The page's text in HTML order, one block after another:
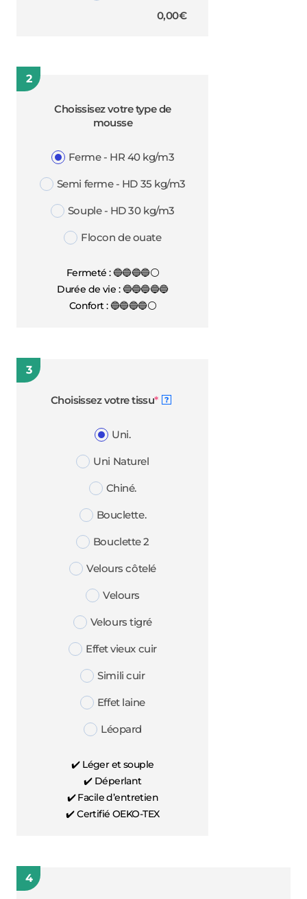
0,00€
2
Choissisez votre type de
mousse
Ferme - HR 40 kg/m3
Semi ferme - HD 35 kg/m3
Souple - HD 30 kg/m3
Flocon de ouate
Fermeté : 🔵🔵🔵🔵⚪
Durée de vie : 🔵🔵🔵🔵🔵
Confort : 🔵🔵🔵🔵⚪
3
Choisissez votre tissu*(required)
?
Uni.
Uni Naturel
Chiné.
Bouclette.
Bouclette 2
Velours côtelé
Velours
Velours tigré
Effet vieux cuir
Simili cuir
Effet laine
Léopard
✔️ Léger et souple
✔️ Déperlant
✔️ Facile d’entretien
✔️ Certifié OEKO-TEX
4